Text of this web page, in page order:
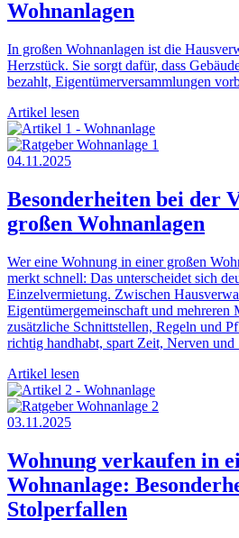
Wohnanlagen
In großen Wohnanlagen ist die
Herzstück. Sie sorgt dafür, dass
bezahlt, Eigentümerversammlungen
Artikel lesen
04.11.2025
Besonderheiten bei der
großen Wohnanlagen
Wer eine Wohnung in einer großen
merkt schnell: Das unterscheidet sich
Einzelvermietung. Zwischen
Eigentümergemeinschaft und mehreren
zusätzliche Schnittstellen, Regeln und
richtig handhabt, spart Zeit, Nerven und
Artikel lesen
03.11.2025
Wohnung verkaufen in
Wohnanlage:
Stolperfallen